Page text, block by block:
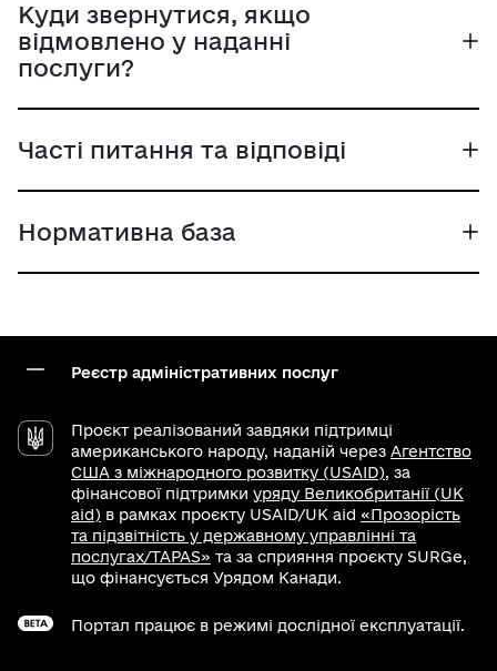
Куди звернутися, якщо
відмовлено у наданні
послуги?
Часті питання та відповіді
Нормативна база
Реєстр адміністративних послуг
Проєкт реалізований завдяки підтримці
американського народу, наданій через Агентство
США з міжнародного розвитку (USAID), за
фінансової підтримки уряду Великобританії (UK
aid) в рамках проєкту USAID/UK aid «Прозорість
та підзвітність у державному управлінні та
послугах/TAPAS» та за сприяння проєкту SURGe,
що фінансується Урядом Канади.
Портал працює в режимі дослідної експлуатації.